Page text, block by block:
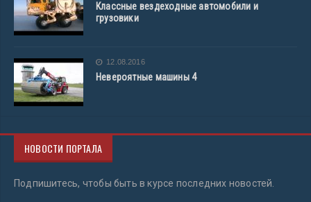
Классные вездеходные автомобили и
грузовики
12.08.2016
Невероятные машины 4
НОВОСТИ ПОРТАЛА
Подпишитесь, чтобы быть в курсе последних новостей.